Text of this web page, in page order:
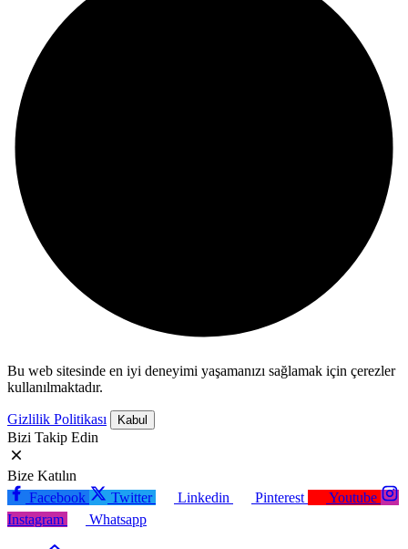
Bu web sitesinde en iyi deneyimi yaşamanızı sağlamak için çerezler
kullanılmaktadır.
Gizlilik Politikası Kabul
Bizi Takip Edin
Bize Katılın
Facebook
Twitter Linkedin Pinterest
Youtube
Instagram
Whatsapp